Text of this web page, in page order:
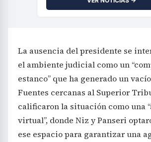
La ausencia del presidente se
el ambiente judicial como un
estanco” que ha generado un
Fuentes cercanas al Superior
calificaron la situación como una
virtual”, donde Niz y Panseri
ese espacio para garantizar una